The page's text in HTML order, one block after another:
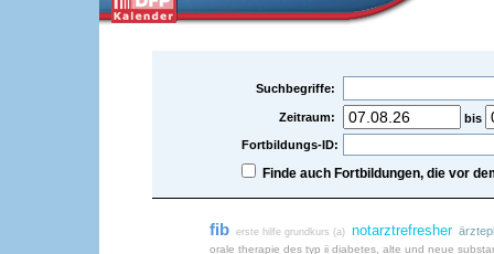
Suchbegriffe:
Zeitraum:
bis
Fortbildungs-ID:
Finde auch Fortbildungen, die vor
fib erste hilfe grundkurs (a) notarztrefresher
orale therapie des typ ii diabetes, alte und neue